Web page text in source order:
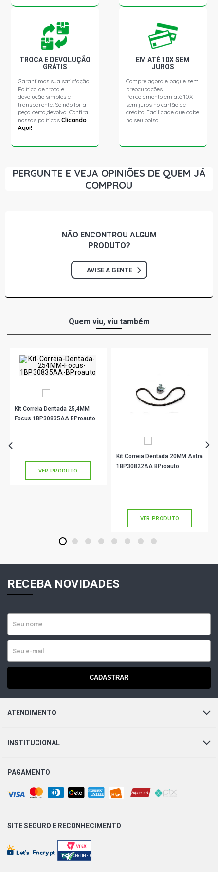
TROCA E DEVOLUÇÃO
GRÁTIS
Garantimos sua satisfação!
Política de troca e
devolução simples e
transparente. Se não for a
peça certa,devolva. Confira
nossas políticasClicando
Aqui!
EM ATÉ 10X SEM
JUROS
Compre agora e pague sem
preocupações!
Parcelamento em até 10X
sem juros no cartão de
crédito. Facilidade que cabe
no seu bolso.
PERGUNTE E VEJA OPINIÕES DE QUEM JÁ
COMPROU
NÃO ENCONTROU ALGUM
PRODUTO?
AVISE A GENTE
Quem viu, viu também
Kit Correia Dentada 25,4MM
Focus 1BP30835AA BProauto
VER PRODUTO
Kit Correia Dentada 20MM Astra
1BP30822AA BProauto
VER PRODUTO
1 2 3 4 5 6 7 8
RECEBA NOVIDADES
CADASTRAR
ATENDIMENTO
INSTITUCIONAL
PAGAMENTO
SITE SEGURO E RECONHECIMENTO